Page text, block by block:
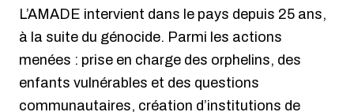
L’AMADE intervient dans le pays depuis 25 ans,
à la suite du génocide. Parmi les actions
menées : prise en charge des orphelins, des
enfants vulnérables et des questions
communautaires, création d’institutions de